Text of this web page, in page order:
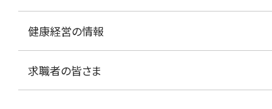
健康経営の情報
求職者の皆さま